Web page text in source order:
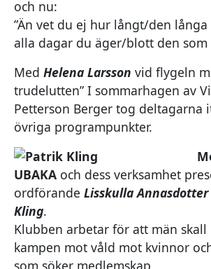
och nu:
”Än vet du ej hur långt/den långa
alla dagar du äger/blott den som
Med Helena Larsson vid flygeln
trudelutten” I sommarhagen av
Petterson Berger tog deltagarna
övriga programpunkter.
UBAKA och dess verksamhet
ordförande Lisskulla
Kling.
Klubben arbetar för att män skall
kampen mot våld mot kvinnor
som söker medlemskap